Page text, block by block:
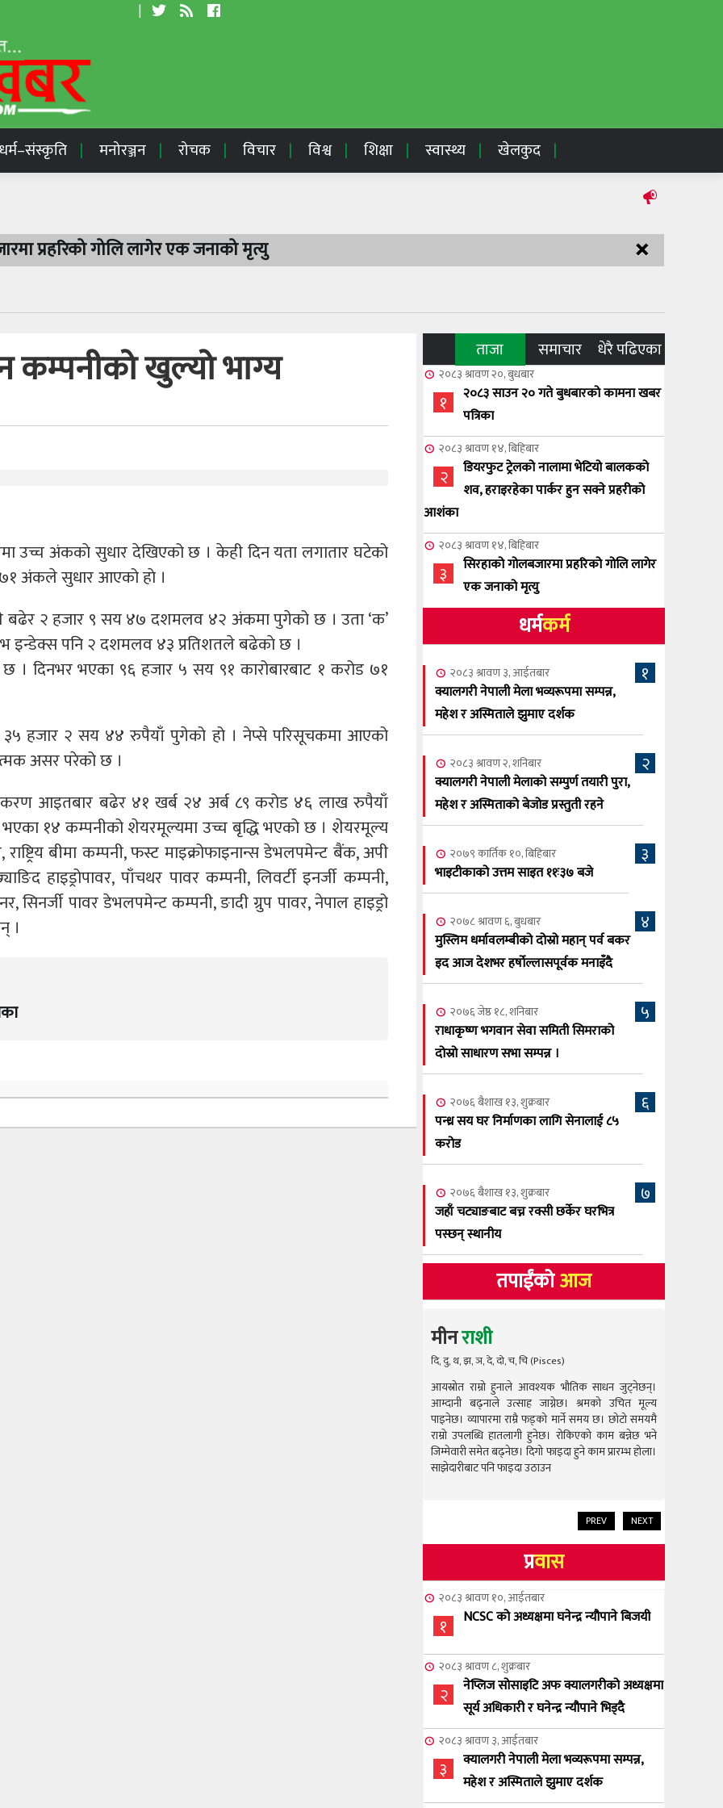
|
धर्म–संस्कृति मनोरञ्जन रोचक विचार विश्व शिक्षा स्वास्थ्य खेलकुद
प्रहरिको गोलि लागेर एक जनाको मृत्यु ×
खुल्यो भाग्य
उच्च अंककाे सुधार देखिएको छ । केही दिन यता लगातार घटेको
७१ अंकले सुधार आएको हाे ।
२ हजार ९ सय ४७ दशमलव ४२ अंकमा पुगेको छ । उता ‘क’
इन्डेक्स पनि २ दशमलव ४३ प्रतिशतले बढेकाे छ ।
। दिनभर भएका ९६ हजार ५ सय ९१ कारोबारबाट १ करोड ७१
हजार २ सय ४४ रुपैयाँ पुगेको हो । नेप्से परिसूचकमा आएको
असर परेको छ ।
आइतबार बढेर ४१ खर्ब २४ अर्ब ८९ करोड ४६ लाख रुपैयाँ
१४ कम्पनीको शेयरमूल्यमा उच्च बृद्धि भएको छ । शेयरमूल्य
बीमा कम्पनी, फस्ट माइक्रोफाइनान्स डेभलपमेन्ट बैंक, अपी
हाइड्रोपावर, पाँचथर पावर कम्पनी, लिवर्टी इनर्जी कम्पनी,
सिनर्जी पावर डेभलपमेन्ट कम्पनी, ङादी ग्रुप पावर, नेपाल हाइड्रो
।
ताजा समाचार धेरै पढिएका
२०८३ श्रावण २०, बुधबार
१
२०८३ साउन २० गते बुधबारको कामना खबर
पत्रिका
२०८३ श्रावण १४, बिहिबार
२
डियरफुट ट्रेलको नालामा भेटियो बालकको
शव, हराइरहेका पार्कर हुन सक्ने प्रहरीको
आशंका
२०८३ श्रावण १४, बिहिबार
३
सिरहाको गोलबजारमा प्रहरिको गोलि लागेर
एक जनाको मृत्यु
२०८३ श्रावण १०, आईतबार
४ NCSC को अध्यक्षमा घनेन्द्र न्यौपाने बिजयी
२०८३ श्रावण ८, शुक्रबार
५
नेप्लिज सोसाइटि अफ क्यालगरीको अध्यक्षमा
सूर्य अधिकारी र घनेन्द्र न्यौपाने भिड्दै
२०८३ श्रावण ६, बुधबार
६
२०८३ काउन ६ गते बुधबारको कामना खबर
पत्रिका
७
क्यालगरी नेपाली मेला भव्यरूपमा सम्पन्न,
महेश र अस्मिताले झुमाए दर्शक
८
क्यालगरी नेपाली मेलाको सम्पुर्ण तयारी पुरा,
महेश र अस्मिताको बेजोड प्रस्तुती रहने
धर्मकर्म
२०८३ श्रावण ३, आईतबार
क्यालगरी नेपाली मेला भव्यरूपमा सम्पन्न,
महेश र अस्मिताले झुमाए दर्शक
१
२०८३ श्रावण २, शनिबार
क्यालगरी नेपाली मेलाको सम्पुर्ण तयारी पुरा,
महेश र अस्मिताको बेजोड प्रस्तुती रहने
२
२०७९ कार्तिक १०, बिहिबार
भाइटीकाको उत्तम साइत ११ः३७ बजे
३
२०७८ श्रावण ६, बुधबार
मुस्लिम धर्मावलम्बीको दोस्रो महान् पर्व बकर
इद आज देशभर हर्षोल्लासपूर्वक मनाइँदै
४
२०७६ जेष्ठ १८, शनिबार
राधाकृष्ण भगवान सेवा समिती सिमराको
दोस्रो साधारण सभा सम्पन्न ।
५
२०७६ बैशाख १३, शुक्रबार
पन्ध्र सय घर निर्माणका लागि सेनालाई ८५
करोड
६
२०७६ बैशाख १३, शुक्रबार
जहाँ चट्याङबाट बच्न रक्सी छर्केर घरभित्र
पस्छन् स्थानीय
७
तपाईंकोआज
मीनराशी
दि, दु, थ, झ, ञ, दे, दो, च, चि (Pisces)
आयस्रोत राम्रो हुनाले आवश्यक भौतिक साधन जुट्नेछन्।
आम्दानी बढ्नाले उत्साह जाग्नेछ। श्रमको उचित मूल्य
पाइनेछ। व्यापारमा राम्रै फड्को मार्ने समय छ। छोटो समयमै
राम्रो उपलब्धि हातलागी हुनेछ। रोकिएको काम बन्नेछ भने
जिम्मेवारी समेत बढ्नेछ। दिगो फाइदा हुने काम प्रारम्भ होला।
साझेदारीबाट पनि फाइदा उठाउन
PREV NEXT
प्रवास
२०८३ श्रावण १०, आईतबार
१ NCSC को अध्यक्षमा घनेन्द्र न्यौपाने बिजयी
२०८३ श्रावण ८, शुक्रबार
२
नेप्लिज सोसाइटि अफ क्यालगरीको अध्यक्षमा
सूर्य अधिकारी र घनेन्द्र न्यौपाने भिड्दै
२०८३ श्रावण ३, आईतबार
३
क्यालगरी नेपाली मेला भव्यरूपमा सम्पन्न,
महेश र अस्मिताले झुमाए दर्शक